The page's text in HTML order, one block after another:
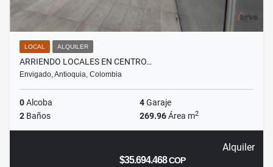
LOCAL ALQUILER
ARRIENDO LOCALES EN CENTRO…
Envigado, Antioquia, Colombia
0Alcoba 4Garaje
2 Baños 269.96Área m2
Alquiler
$35.694.468COP